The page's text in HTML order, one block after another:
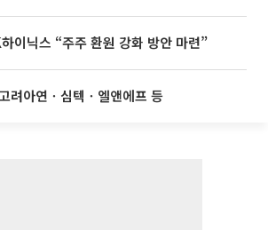
이닉스 “주주 환원 강화 방안 마련”
려아연ㆍ심텍ㆍ엘앤에프 등